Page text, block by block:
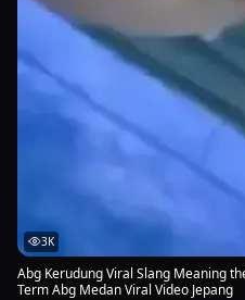
3K
Abg Kerudung Viral Slang Meaning
Term Abg Medan Viral Video Jepang